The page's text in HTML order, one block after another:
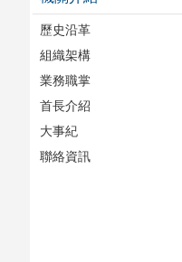
歷史沿革
組織架構
業務職掌
首長介紹
大事紀
聯絡資訊